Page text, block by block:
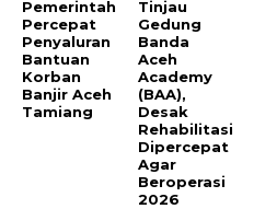
Pemerintah
Percepat
Penyaluran
Bantuan
Korban
Banjir Aceh
Tamiang
Tinjau
Gedung
Banda
Aceh
Academy
(BAA),
Desak
Rehabilitasi
Dipercepat
Agar
Beroperasi
2026